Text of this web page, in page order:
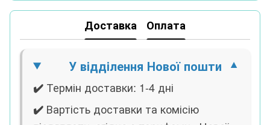
Доставка Оплата
У відділення Нової пошти
✔️ Термін доставки: 1-4 дні
✔️ Вартість доставки та комісію